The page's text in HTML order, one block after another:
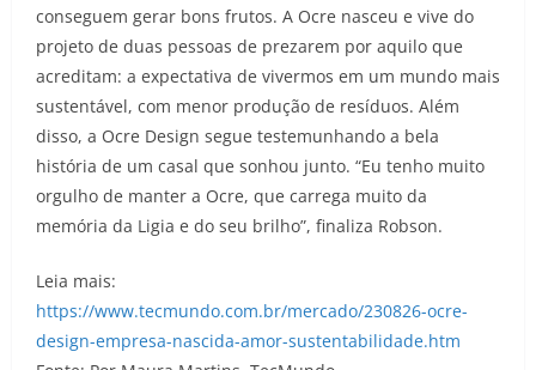
conseguem gerar bons frutos. A Ocre nasceu e vive do
projeto de duas pessoas de prezarem por aquilo que
acreditam: a expectativa de vivermos em um mundo mais
sustentável, com menor produção de resíduos. Além
disso, a Ocre Design segue testemunhando a bela
história de um casal que sonhou junto. “Eu tenho muito
orgulho de manter a Ocre, que carrega muito da
memória da Ligia e do seu brilho”, finaliza Robson.
Leia mais:
https://www.tecmundo.com.br/mercado/230826-ocre-
design-empresa-nascida-amor-sustentabilidade.htm